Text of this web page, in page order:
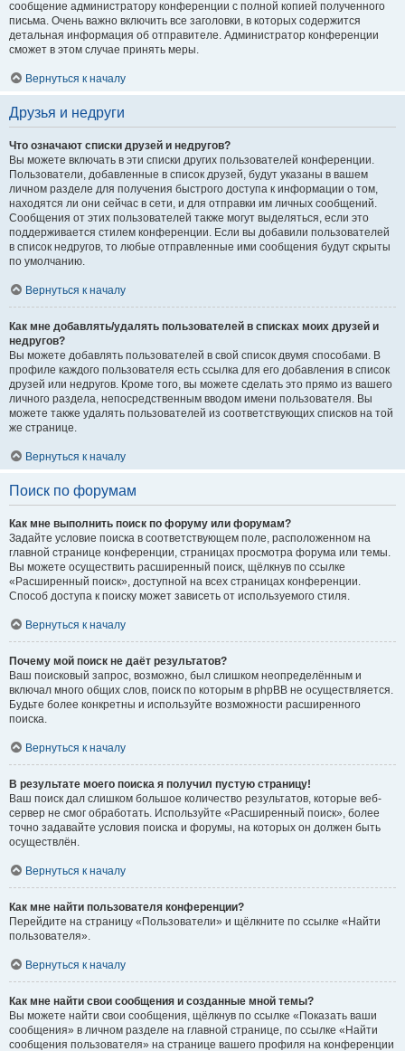
сообщение администратору конференции с полной копией полученного
письма. Очень важно включить все заголовки, в которых содержится
детальная информация об отправителе. Администратор конференции
сможет в этом случае принять меры.
Вернуться к началу
Друзья и недруги
Что означают списки друзей и недругов?
Вы можете включать в эти списки других пользователей конференции.
Пользователи, добавленные в список друзей, будут указаны в вашем
личном разделе для получения быстрого доступа к информации о том,
находятся ли они сейчас в сети, и для отправки им личных сообщений.
Сообщения от этих пользователей также могут выделяться, если это
поддерживается стилем конференции. Если вы добавили пользователей
в список недругов, то любые отправленные ими сообщения будут скрыты
по умолчанию.
Вернуться к началу
Как мне добавлять/удалять пользователей в списках моих друзей и
недругов?
Вы можете добавлять пользователей в свой список двумя способами. В
профиле каждого пользователя есть ссылка для его добавления в список
друзей или недругов. Кроме того, вы можете сделать это прямо из вашего
личного раздела, непосредственным вводом имени пользователя. Вы
можете также удалять пользователей из соответствующих списков на той
же странице.
Вернуться к началу
Поиск по форумам
Как мне выполнить поиск по форуму или форумам?
Задайте условие поиска в соответствующем поле, расположенном на
главной странице конференции, страницах просмотра форума или темы.
Вы можете осуществить расширенный поиск, щёлкнув по ссылке
«Расширенный поиск», доступной на всех страницах конференции.
Способ доступа к поиску может зависеть от используемого стиля.
Вернуться к началу
Почему мой поиск не даёт результатов?
Ваш поисковый запрос, возможно, был слишком неопределённым и
включал много общих слов, поиск по которым в phpBB не осуществляется.
Будьте более конкретны и используйте возможности расширенного
поиска.
Вернуться к началу
В результате моего поиска я получил пустую страницу!
Ваш поиск дал слишком большое количество результатов, которые веб-
сервер не смог обработать. Используйте «Расширенный поиск», более
точно задавайте условия поиска и форумы, на которых он должен быть
осуществлён.
Вернуться к началу
Как мне найти пользователя конференции?
Перейдите на страницу «Пользователи» и щёлкните по ссылке «Найти
пользователя».
Вернуться к началу
Как мне найти свои сообщения и созданные мной темы?
Вы можете найти свои сообщения, щёлкнув по ссылке «Показать ваши
сообщения» в личном разделе на главной странице, по ссылке «Найти
сообщения пользователя» на странице вашего профиля на конференции